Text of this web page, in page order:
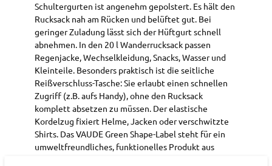
Schultergurten ist angenehm gepolstert. Es hält den
Rucksack nah am Rücken und belüftet gut. Bei
geringer Zuladung lässt sich der Hüftgurt schnell
abnehmen. In den 20 l Wanderrucksack passen
Regenjacke, Wechselkleidung, Snacks, Wasser und
Kleinteile. Besonders praktisch ist die seitliche
Reißverschluss-Tasche: Sie erlaubt einen schnellen
Zugriff (z.B. aufs Handy), ohne den Rucksack
komplett absetzen zu müssen. Der elastische
Kordelzug fixiert Helme, Jacken oder verschwitzte
Shirts. Das VAUDE Green Shape-Label steht für ein
umweltfreundliches, funktionelles Produkt aus